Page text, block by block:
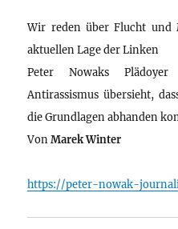
Wir reden über Flucht und
aktuellen Lage der Linken
Peter Nowaks
Antirassismus übersieht,
die Grundlagen abhanden
VonMarek Winter
https://peter-nowak-